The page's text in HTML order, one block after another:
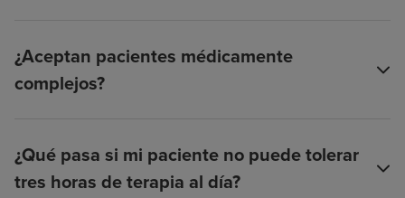
¿Aceptan pacientes médicamente
complejos?
¿Qué pasa si mi paciente no puede tolerar
tres horas de terapia al día?